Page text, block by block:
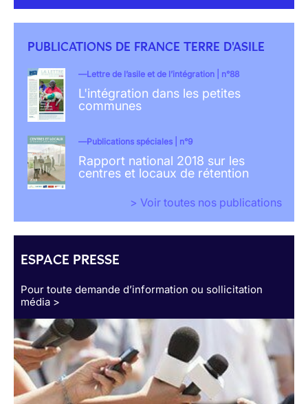
PUBLICATIONS DE FRANCE TERRE D'ASILE
Lettre de l’asile et de l’intégration | n°88
L'intégration dans les petites
communes
Publications spéciales | n°9
Rapport national 2018 sur les
centres et locaux de rétention
> Voir toutes nos publications
ESPACE PRESSE
Pour toute demande d’information ou sollicitation
média >